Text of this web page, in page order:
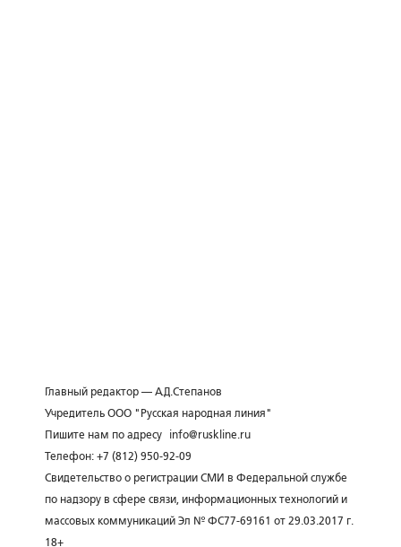
Главный редактор — А.Д.Степанов
Учредитель ООО "Русская народная линия"
Пишите нам по адресу
info@ruskline.ru
Телефон: +7 (812) 950-92-09
Свидетельство о регистрации СМИ в Федеральной службе
по надзору в сфере связи, информационных технологий и
массовых коммуникаций Эл № ФС77-69161 от 29.03.2017 г.
18+